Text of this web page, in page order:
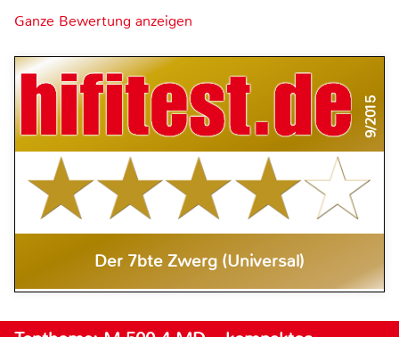
Ganze Bewertung anzeigen
9/2015
Der 7bte Zwerg (Universal)